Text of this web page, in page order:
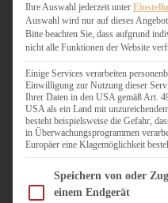
Ihre Auswahl jederzeit unter
Auswahl wird nur auf dieses Angebot
Bitte beachten Sie, dass aufgrund
nicht alle Funktionen der Website
Einige Services verarbeiten
Einwilligung zur Nutzung dieser
Ihrer Daten in den USA gemäß Art.
USA als ein Land mit
besteht beispielsweise die Gefahr,
in Überwachungsprogrammen
Europäer eine Klagemöglichkeit
Im Folgenden finden Sie eine Liste
Speichern von oder
einem Endgerät